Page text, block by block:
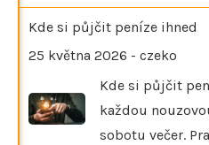
Kde si půjčit peníze ihned
25 května 2026 - czeko
Kde si půjčit
každou
sobotu večer.